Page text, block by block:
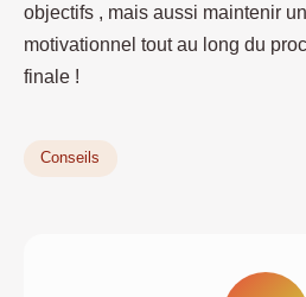
objectifs , mais aussi maintenir
motivationnel tout au long du
finale !
Conseils